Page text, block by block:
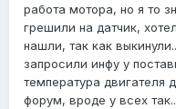
работа мотора, но я то
грешили на датчик,
нашли, так как
запросили инфу у
температура двигателя
форум, вроде у всех